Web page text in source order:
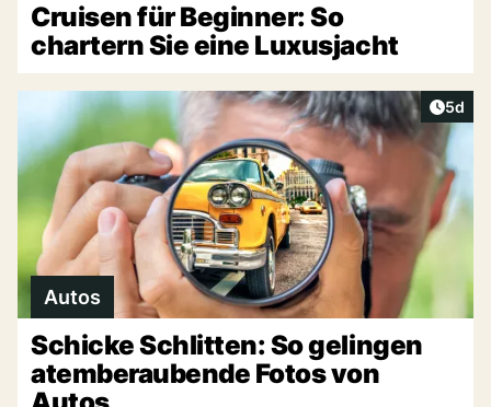
Cruisen für Beginner: So
chartern Sie eine Luxusjacht
5d
Autos
Schicke Schlitten: So gelingen
atemberaubende Fotos von